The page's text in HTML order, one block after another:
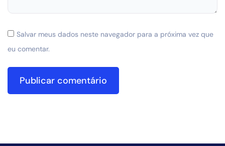
Salvar meus dados neste navegador para a próxima vez que
eu comentar.